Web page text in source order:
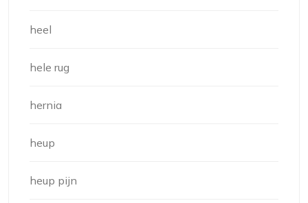
heel
hele rug
hernia
heup
heup pijn